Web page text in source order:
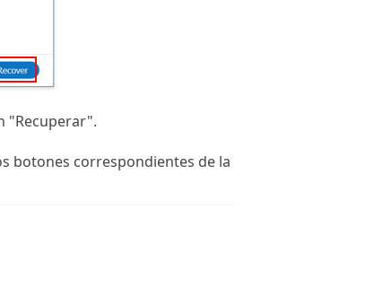
"Recuperar".
botones correspondientes de la